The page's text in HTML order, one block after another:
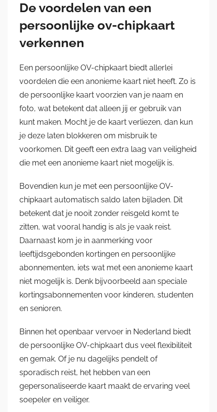
De voordelen van een
persoonlijke ov-chipkaart
verkennen
Een persoonlijke OV-chipkaart biedt allerlei
voordelen die een anonieme kaart niet heeft. Zo is
de persoonlijke kaart voorzien van je naam en
foto, wat betekent dat alleen jij er gebruik van
kunt maken. Mocht je de kaart verliezen, dan kun
je deze laten blokkeren om misbruik te
voorkomen. Dit geeft een extra laag van veiligheid
die met een anonieme kaart niet mogelijk is.
Bovendien kun je met een persoonlijke OV-
chipkaart automatisch saldo laten bijladen. Dit
betekent dat je nooit zonder reisgeld komt te
zitten, wat vooral handig is als je vaak reist.
Daarnaast kom je in aanmerking voor
leeftijdsgebonden kortingen en persoonlijke
abonnementen, iets wat met een anonieme kaart
niet mogelijk is. Denk bijvoorbeeld aan speciale
kortingsabonnementen voor kinderen, studenten
en senioren.
Binnen het openbaar vervoer in Nederland biedt
de persoonlijke OV-chipkaart dus veel flexibiliteit
en gemak. Of je nu dagelijks pendelt of
sporadisch reist, het hebben van een
gepersonaliseerde kaart maakt de ervaring veel
soepeler en veiliger.